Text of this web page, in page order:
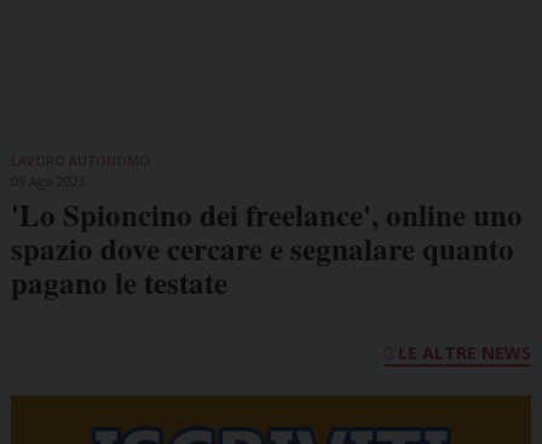
LAVORO AUTONOMO
'Lo Spioncino dei freelance', online uno
spazio dove cercare e segnalare quanto
pagano le testate
LE ALTRE NEWS